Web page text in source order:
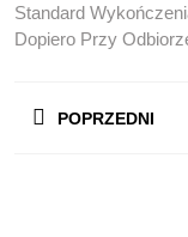
Standard
Dopiero Przy
Wpisu
POPRZEDNI